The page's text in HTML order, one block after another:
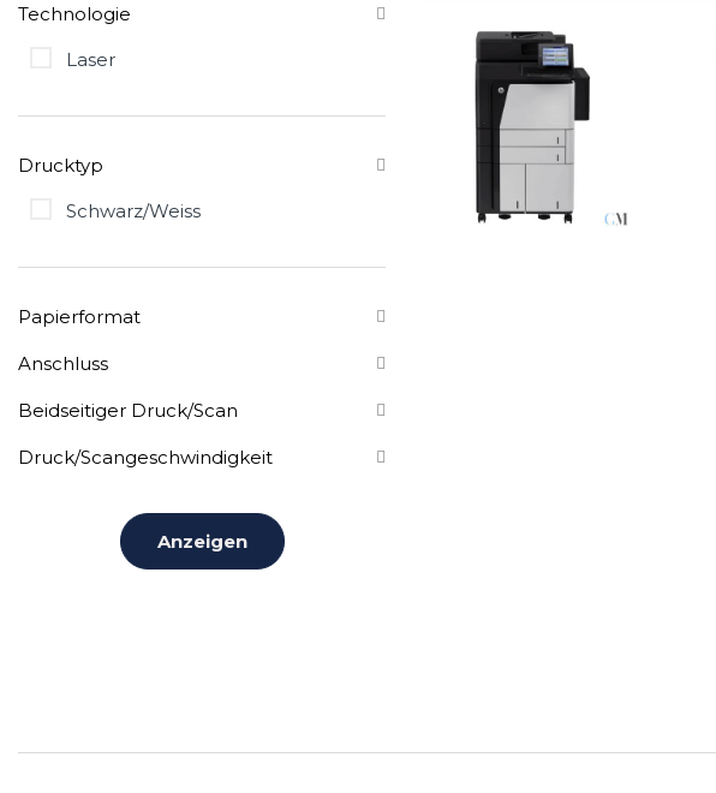
Technologie
Laser
Drucktyp
Schwarz/Weiss
Papierformat
Anschluss
Beidseitiger Druck/Scan
Druck/Scangeschwindigkeit
Anzeigen